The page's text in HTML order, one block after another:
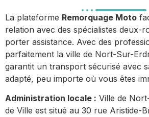
La plateforme Remorquage Moto
relation avec des spécialistes deux-
porter assistance. Avec des
parfaitement la ville de Nort-Sur-
garantit un transport sécurisé avec
adapté, peu importe où vous êtes
Administration locale : Ville de
de Ville est situé au 30 rue Aristide-